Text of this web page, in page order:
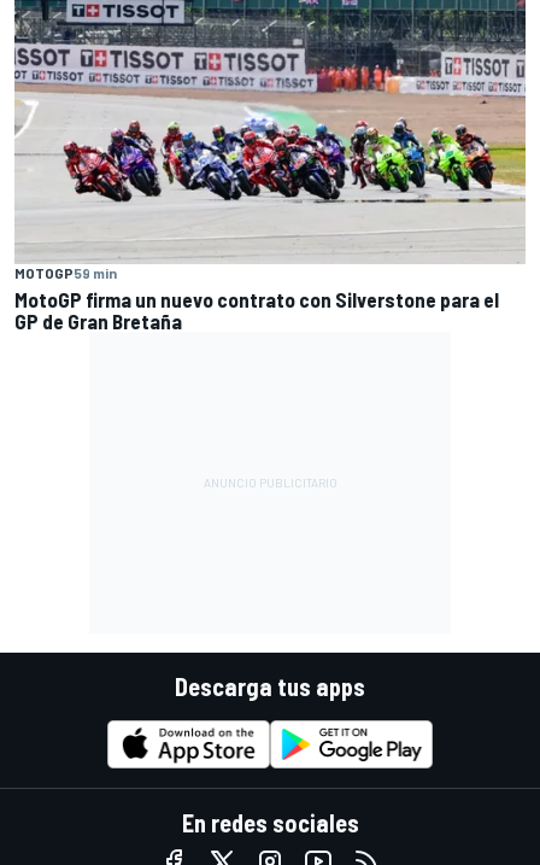
MOTOGP59 min
MotoGP firma un nuevo contrato con Silverstone para el
GP de Gran Bretaña
Descarga tus apps
En redes sociales